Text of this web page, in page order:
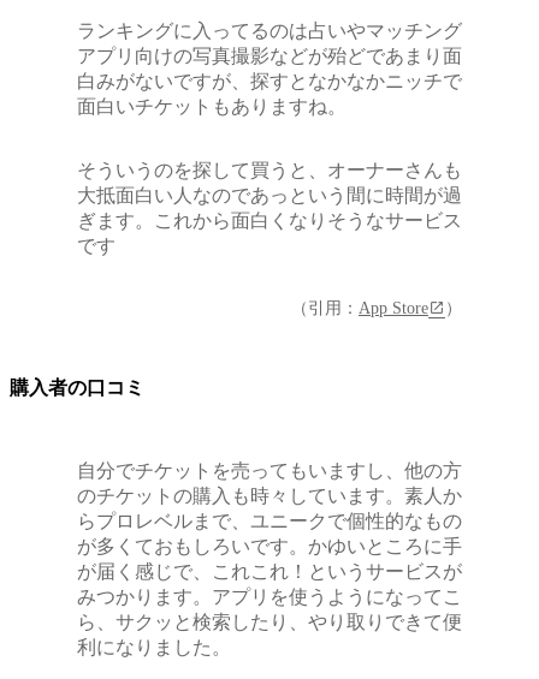
ランキングに入ってるのは占いやマッチング
アプリ向けの写真撮影などが殆どであまり面
白みがないですが、探すとなかなかニッチで
面白いチケットもありますね。
そういうのを探して買うと、オーナーさんも
大抵面白い人なのであっという間に時間が過
ぎます。これから面白くなりそうなサービス
です
（引用： App Store ）
購入者の口コミ
自分でチケットを売ってもいますし、他の方
のチケットの購入も時々しています。素人か
らプロレベルまで、ユニークで個性的なもの
が多くておもしろいです。かゆいところに手
が届く感じで、これこれ！というサービスが
みつかります。アプリを使うようになってこ
ら、サクッと検索したり、やり取りできて便
利になりました。